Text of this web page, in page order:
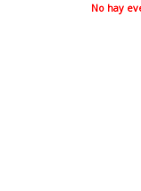
No hay